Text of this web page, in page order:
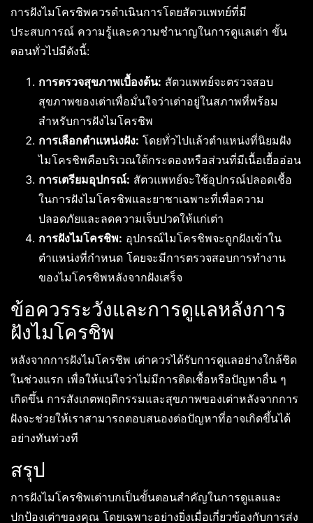
การฝังไมโครชิพควรดำเนินการโดยสัตวแพทย์ที่มี
ประสบการณ์ ความรู้และความชำนาญในการดูแลเต่า ขั้น
ตอนทั่วไปมีดังนี้:
การตรวจสุขภาพเบื้องต้น: สัตวแพทย์จะตรวจสอบ
สุขภาพของเต่าเพื่อมั่นใจว่าเต่าอยู่ในสภาพที่พร้อม
สำหรับการฝังไมโครชิพ
การเลือกตำแหน่งฝัง: โดยทั่วไปแล้วตำแหน่งที่นิยมฝัง
ไมโครชิพคือบริเวณใต้กระดองหรือส่วนที่มีเนื้อเยื้ออ่อน
การเตรียมอุปกรณ์: สัตวแพทย์จะใช้อุปกรณ์ปลอดเชื้อ
ในการฝังไมโครชิพและยาชาเฉพาะที่เพื่อความ
ปลอดภัยและลดความเจ็บปวดให้แก่เต่า
การฝังไมโครชิพ: อุปกรณ์ไมโครชิพจะถูกฝังเข้าใน
ตำแหน่งที่กำหนด โดยจะมีการตรวจสอบการทำงาน
ของไมโครชิพหลังจากฝังเสร็จ
ข้อควรระวังและการดูแลหลังการ
ฝังไมโครชิพ
หลังจากการฝังไมโครชิพ เต่าควรได้รับการดูแลอย่างใกล้ชิด
ในช่วงแรก เพื่อให้แน่ใจว่าไม่มีการติดเชื้อหรือปัญหาอื่น ๆ
เกิดขึ้น การสังเกตพฤติกรรมและสุขภาพของเต่าหลังจากการ
ฝังจะช่วยให้เราสามารถตอบสนองต่อปัญหาที่อาจเกิดขึ้นได้
อย่างทันท่วงที
สรุป
การฝังไมโครชิพเต่าบกเป็นขั้นตอนสำคัญในการดูแลและ
ปกป้องเต่าของคุณ โดยเฉพาะอย่างยิ่งเมื่อเกี่ยวข้องกับการส่ง